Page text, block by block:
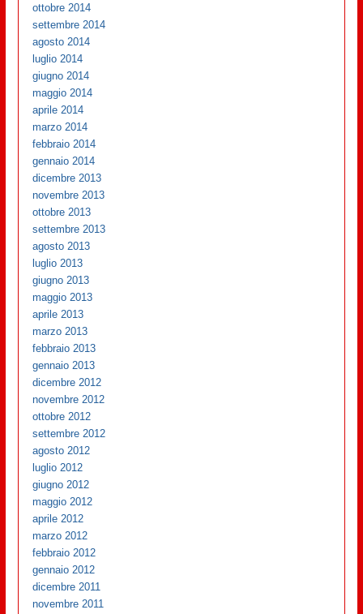
ottobre 2014
settembre 2014
agosto 2014
luglio 2014
giugno 2014
maggio 2014
aprile 2014
marzo 2014
febbraio 2014
gennaio 2014
dicembre 2013
novembre 2013
ottobre 2013
settembre 2013
agosto 2013
luglio 2013
giugno 2013
maggio 2013
aprile 2013
marzo 2013
febbraio 2013
gennaio 2013
dicembre 2012
novembre 2012
ottobre 2012
settembre 2012
agosto 2012
luglio 2012
giugno 2012
maggio 2012
aprile 2012
marzo 2012
febbraio 2012
gennaio 2012
dicembre 2011
novembre 2011